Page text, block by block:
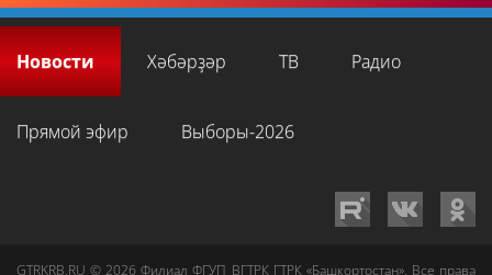
Новости Хәбәрҙәр ТВ Радио
Прямой эфир Выборы-2026
GTRKRB.RU © 2026Филиал ФГУП ВГТРК ГТРК «Башкортостан». Все права